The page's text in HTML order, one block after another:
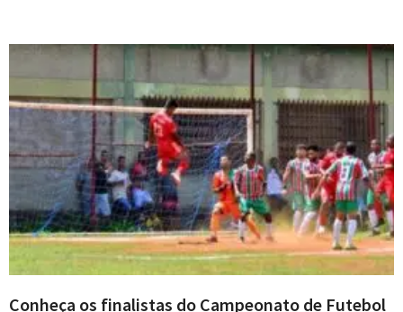
Conheça os finalistas do Campeonato de Futebol